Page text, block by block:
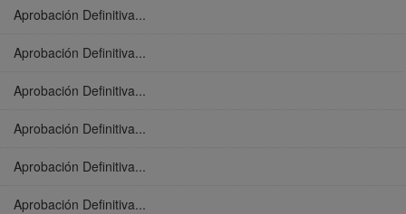
Aprobación Definitiva...
Aprobación Definitiva...
Aprobación Definitiva...
Aprobación Definitiva...
Aprobación Definitiva...
Aprobación Definitiva...